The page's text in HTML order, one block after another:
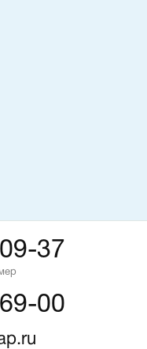
37
00